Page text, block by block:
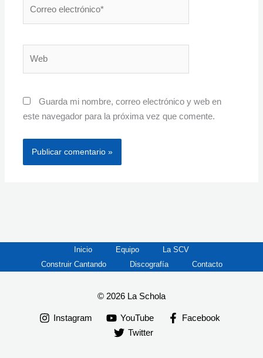
Guarda mi nombre, correo electrónico y web en
este navegador para la próxima vez que comente.
Inicio Equipo
La SCV
Construir Cantando
Discografía Contacto
© 2026 La Schola
Instagram YouTube
Facebook
Twitter